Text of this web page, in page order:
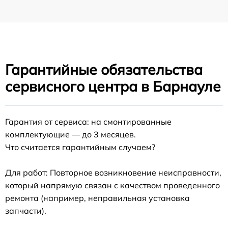
Гарантийные обязательства
сервисного центра в Барнауле
Гарантия от сервиса: на смонтированные
комплектующие — до 3 месяцев.
Что считается гарантийным случаем?
Для работ: Повторное возникновение неисправности,
который напрямую связан с качеством проведенного
ремонта (например, неправильная установка
запчасти).